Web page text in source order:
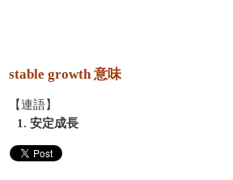
stable growth 意味
【連語】
1. 安定成長